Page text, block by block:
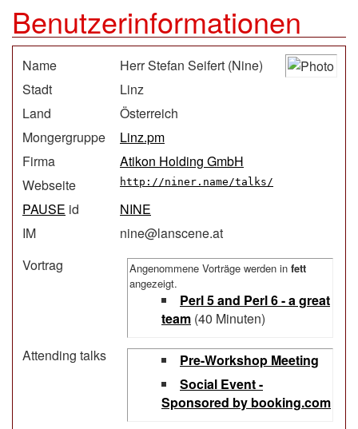
Benutzerinformationen
Name
Herr Stefan Seifert (‎Nine‎)
Stadt
Linz
Land
Österreich
Mongergruppe
Linz.pm
Firma
Atikon Holding GmbH
Webseite
http://niner.name/talks/
PAUSE id
NINE
IM
nine@lanscene.at
Vortrag
Angenommene Vorträge werden in fett
angezeigt.
‎Perl 5 and Perl 6 - a great
team‎ (40 Minuten)
Attending talks
‎Pre-Workshop Meeting‎‎
‎Social Event -
Sponsored by booking.com‎